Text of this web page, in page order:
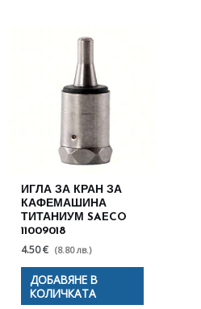
ИГЛА ЗА КРАН ЗА
КАФЕМАШИНА
ТИТАНИУМ SAECO
11009018
4.50 € (8.80 лв.)
ДОБАВЯНЕ В
КОЛИЧКАТА